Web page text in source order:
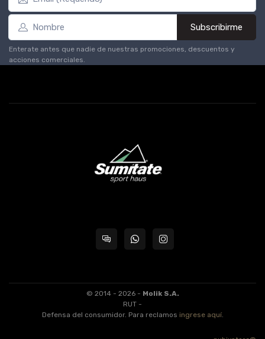
Subscribirme
Enterate antes que nadie de nuestras promociones, descuentos y
acciones comerciales.
© 2014 - 2026 - Molik S.A.
RUT -
Defensa del consumidor. Para reclamos ingrese aquí.